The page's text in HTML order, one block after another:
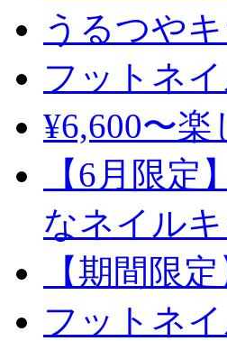
うるつや
フットネ
¥6,600〜
【6月限
なネイル
【期間限
フットネ